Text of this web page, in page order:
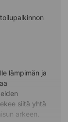
lämpimän ja
siitä yhtä
arkeen.